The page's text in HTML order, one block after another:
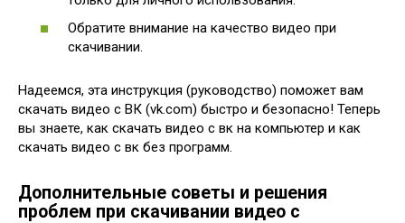
Обратите внимание на качество видео при
скачивании.
Надеемся, эта инструкция (руководство) поможет вам
скачать видео с ВК (vk.com) быстро и безопасно! Теперь
вы знаете, как скачать видео с вк на компьютер и как
скачать видео с вк без программ.
Дополнительные советы и решения
проблем при скачивании видео с